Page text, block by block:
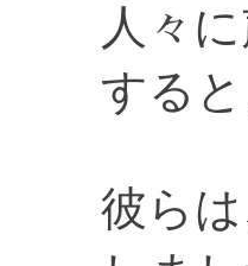
人々
する
彼ら